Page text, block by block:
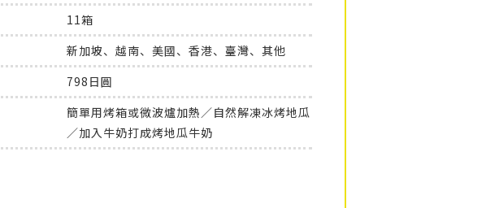
11箱
新加坡、越南、美國、香港、臺灣、其他
798日圓
簡單用烤箱或微波爐加熱／自然解凍冰烤地瓜
／加入牛奶打成烤地瓜牛奶